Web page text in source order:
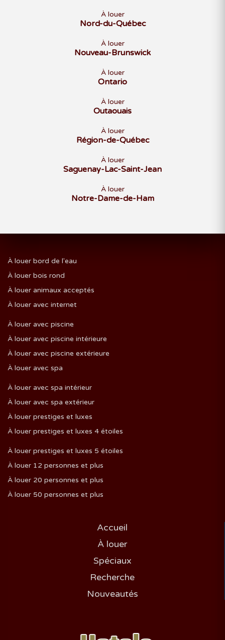
À louer
Nord-du-Québec
À louer
Nouveau-Brunswick
À louer
Ontario
À louer
Outaouais
À louer
Région-de-Québec
À louer
Saguenay-Lac-Saint-Jean
À louer
Notre-Dame-de-Ham
À louer bord de l'eau
À louer bois rond
À louer animaux acceptés
À louer avec internet
À louer avec piscine
À louer avec piscine intérieure
À louer avec piscine extérieure
À louer avec spa
À louer avec spa intérieur
À louer avec spa extérieur
À louer prestiges et luxes
À louer prestiges et luxes 4 étoiles
À louer prestiges et luxes 5 étoiles
À louer 12 personnes et plus
À louer 20 personnes et plus
À louer 50 personnes et plus
Accueil
À louer
Spéciaux
Recherche
Nouveautés